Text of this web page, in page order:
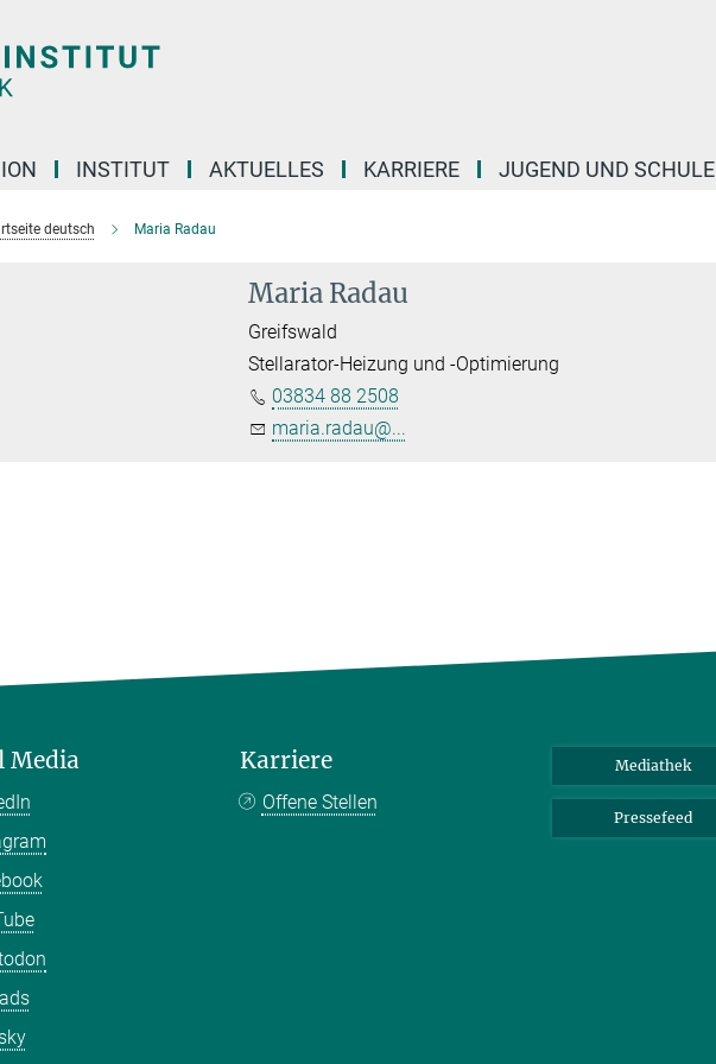
INSTITUT AKTUELLES KARRIERE JUGEND UND SCHULE
deutsch Maria Radau
Maria Radau
Greifswald
Stellarator-Heizung und -Optimierung
03834 88 2508
maria.radau@...
Media Karriere
Offene Stellen
Mediathek
Pressefeed